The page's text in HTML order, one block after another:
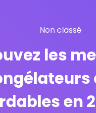
Non classé
les
en